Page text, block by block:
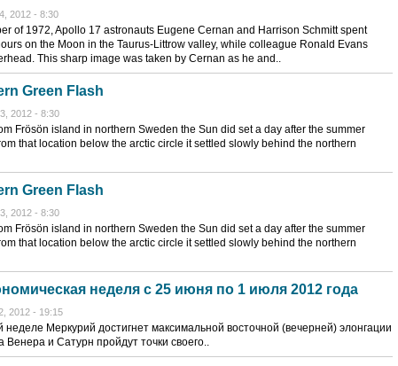
2012 - 8:30
of 1972, Apollo 17 astronauts Eugene Cernan and Harrison Schmitt spent
on the Moon in the Taurus-Littrow valley, while colleague Ronald Evans
This sharp image was taken by Cernan as he and..
Green Flash
2012 - 8:30
Frösön island in northern Sweden the Sun did set a day after the summer
that location below the arctic circle it settled slowly behind the northern
Green Flash
2012 - 8:30
Frösön island in northern Sweden the Sun did set a day after the summer
that location below the arctic circle it settled slowly behind the northern
неделя с 25 июня по 1 июля 2012 года
2012 - 19:15
неделе Меркурий достигнет максимальной восточной (вечерней) элонгации
Венера и Сатурн пройдут точки своего..